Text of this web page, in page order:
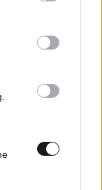
party tags to
below Google
τους
πχ Δ θα κάναν
.Και τσάμπα
δε θα πήγαινα
μας και τα